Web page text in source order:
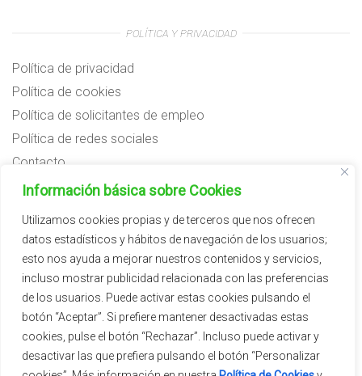
Información básica sobre Cookies
Utilizamos cookies propias y de terceros que nos ofrecen
datos estadísticos y hábitos de navegación de los usuarios;
esto nos ayuda a mejorar nuestros contenidos y servicios,
incluso mostrar publicidad relacionada con las preferencias
de los usuarios. Puede activar estas cookies pulsando el
botón “Aceptar”. Si prefiere mantener desactivadas estas
cookies, pulse el botón “Rechazar”. Incluso puede activar y
desactivar las que prefiera pulsando el botón “Personalizar
POLÍTICA Y PRIVACIDAD
Política de privacidad
Política de cookies
Política de solicitantes de empleo
Política de redes sociales
Contacto
Preguntas frecuentes
Subvenciones